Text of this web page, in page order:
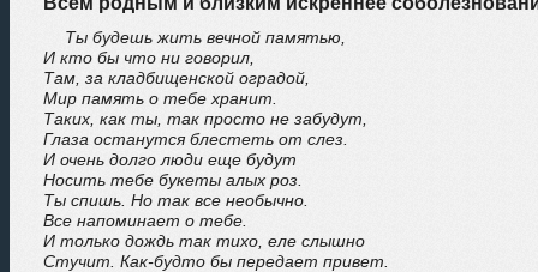
Ты будешь жить вечной памятью,
И кто бы что ни говорил,
Там, за кладбищенской оградой,
Мир память о тебе хранит.
Таких, как ты, так просто не забудут,
Глаза останутся блестеть от слез.
И очень долго люди еще будут
Носить тебе букеты алых роз.
Ты спишь. Но так все необычно.
Все напоминает о тебе.
И только дождь так тихо, еле слышно
Стучит. Как-будто бы передает привет.